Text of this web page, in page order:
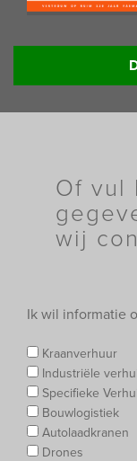
Lees meer
Of vul
wij
Ik wil informatie
Kraanverhuur
Industriële
Specifieke
Bouwlogistiek
Autolaadkranen
Drones